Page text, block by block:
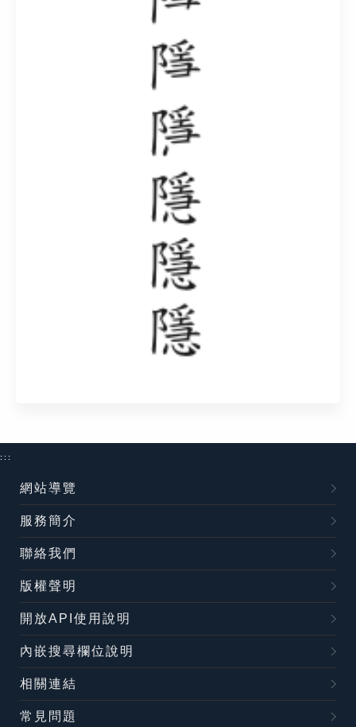
:::
網站導覽
服務簡介
聯絡我們
版權聲明
開放API使用說明
內嵌搜尋欄位說明
相關連結
常見問題